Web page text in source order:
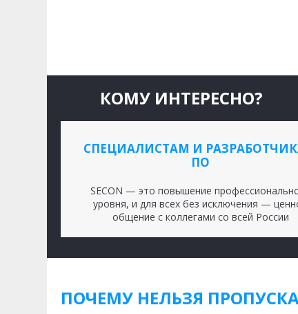
КОМУ ИНТЕРЕСНО?
СПЕЦИАЛИСТАМ И
ПО
SECON — это повышение
уровня, и для всех без исключения —
общение с коллегами со всей России
ПОЧЕМУ НЕЛЬЗЯ